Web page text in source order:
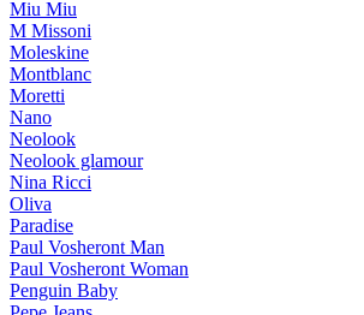
Miu Miu
M Missoni
Moleskine
Montblanc
Moretti
Nano
Neolook
Neolook glamour
Nina Ricci
Oliva
Paradise
Paul Vosheront Man
Paul Vosheront Woman
Penguin Baby